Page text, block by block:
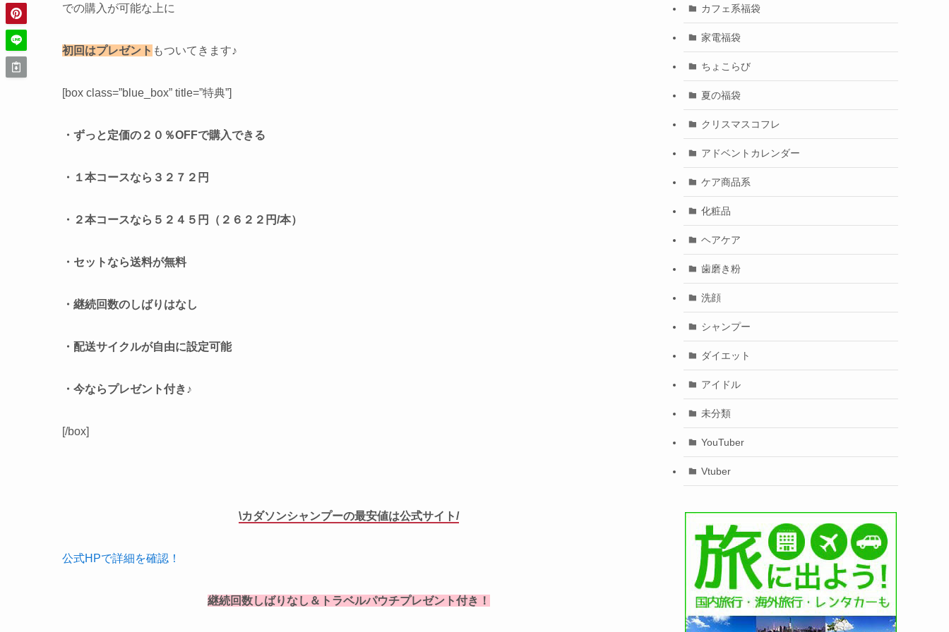
での購入が可能な上に
初回はプレゼント もついてきます♪
[box class=”blue_box” title=”特典”]
・ずっと定価の２０％OFFで購入できる
・１本コースなら３２７２円
・２本コースなら５２４５円（２６２２円/本）
・セットなら送料が無料
・継続回数のしばりはなし
・配送サイクルが自由に設定可能
・今ならプレゼント付き♪
[/box]
\カダソンシャンプーの最安値は公式サイト/
公式HPで詳細を確認！
継続回数しばりなし＆トラベルパウチプレゼント付き！
カフェ系福袋
家電福袋
ちょこらび
夏の福袋
クリスマスコフレ
アドベントカレンダー
ケア商品系
化粧品
ヘアケア
歯磨き粉
洗顔
シャンプー
ダイエット
アイドル
未分類
YouTuber
Vtuber